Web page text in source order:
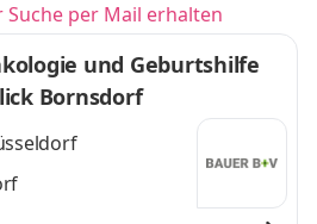
Suche per Mail erhalten
und Geburtshilfe
Bornsdorf